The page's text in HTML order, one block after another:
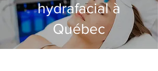
hydrafacial à
Québec